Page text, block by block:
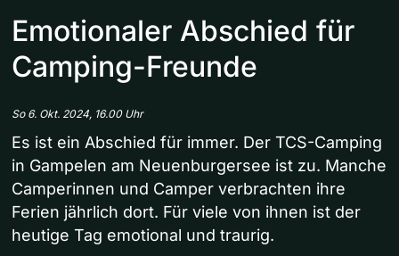
Emotionaler Abschied für
Camping-Freunde
So 6. Okt. 2024, 16.00 Uhr
Es ist ein Abschied für immer. Der TCS-Camping
in Gampelen am Neuenburgersee ist zu. Manche
Camperinnen und Camper verbrachten ihre
Ferien jährlich dort. Für viele von ihnen ist der
heutige Tag emotional und traurig.